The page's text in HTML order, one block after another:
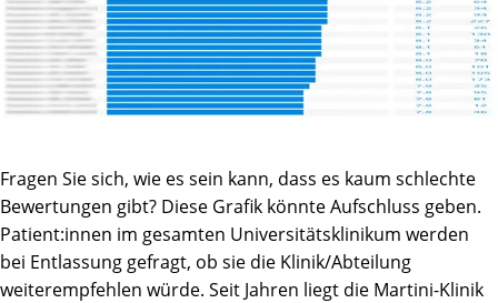
Fragen Sie sich, wie es sein kann, dass es kaum schlechte
Bewertungen gibt? Diese Grafik könnte Aufschluss geben.
Patient:innen im gesamten Universitätsklinikum werden
bei Entlassung gefragt, ob sie die Klinik/Abteilung
weiterempfehlen würde. Seit Jahren liegt die Martini-Klinik